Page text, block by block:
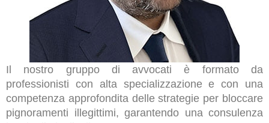
Il nostro gruppo di avvocati è formato da
professionisti con alta specializzazione e con una
competenza approfondita delle strategie per bloccare
pignoramenti illegittimi, garantendo una consulenza